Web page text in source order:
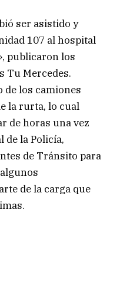
ser asistido y
107 al hospital
publicaron los
Tu Mercedes.
de los camiones
la rurta, lo cual
de horas una vez
de la Policía,
de Tránsito para
de la carga que